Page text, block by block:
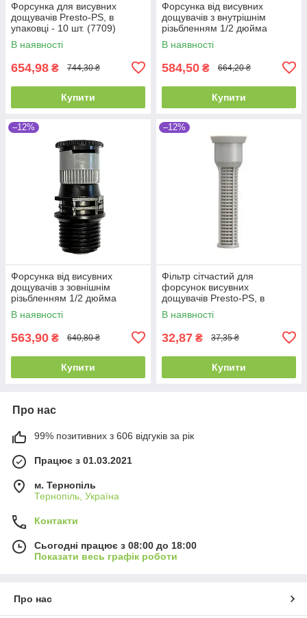
Форсунка для висувних
дощувачів Presto-PS, в
упаковці - 10 шт. (7709)
В наявності
654,98 ₴ 744,30 ₴
Купити
Форсунка від висувних
дощувачів з внутрішнім
різьбленням 1/2 дюйма
Presto-PS, в упаковці - 10 шт.
(451234)
В наявності
584,50 ₴ 664,20 ₴
Купити
–12%
Форсунка від висувних
дощувачів з зовнішнім
різьбленням 1/2 дюйма
Presto-PS, в упаковці - 10 шт.
(4512)
В наявності
563,90 ₴ 640,80 ₴
Купити
–12%
Фільтр сітчастий для
форсунок висувних
дощувачів Presto-PS, в
упаковці - 10 шт. (7891)
В наявності
32,87 ₴ 37,35 ₴
Купити
Про нас
99% позитивних з 606 відгуків за рік
Працює з 01.03.2021
м. Тернопіль
Тернопіль, Україна
Контакти
Сьогодні працює з 08:00 до 18:00
Показати весь графік роботи
Про нас